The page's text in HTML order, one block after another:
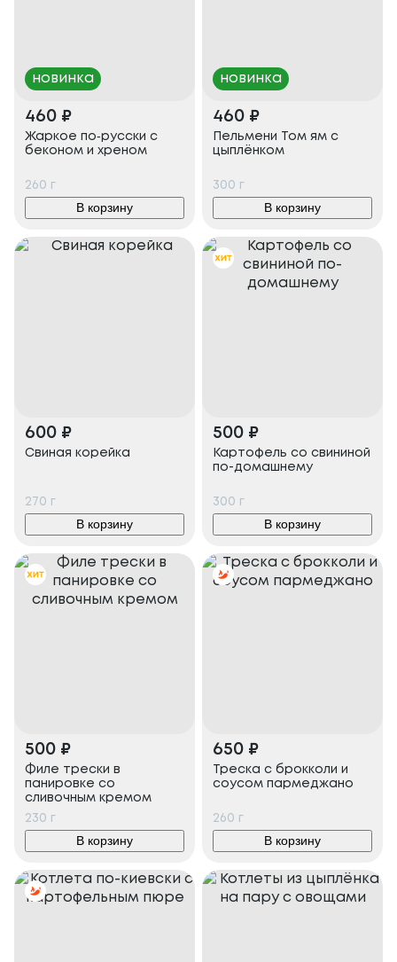
новинка
460 ₽
Жаркое по‑русски с
беконом и хреном
260 г
В корзину
новинка
460 ₽
Пельмени Том ям с
цыплёнком
300 г
В корзину
600 ₽
Свиная корейка
270 г
В корзину
500 ₽
Картофель со свининой
по-домашнему
300 г
В корзину
500 ₽
Филе трески в
панировке со
сливочным кремом
230 г
В корзину
650 ₽
Треска с брокколи и
соусом пармеджано
260 г
В корзину